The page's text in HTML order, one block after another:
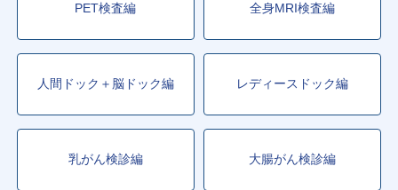
PET検査編 全身MRI検査編
人間ドック＋脳ドック編 レディースドック編
乳がん検診編 大腸がん検診編